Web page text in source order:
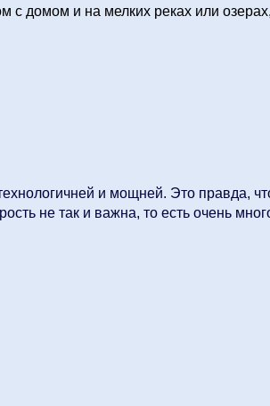
с домом и на мелких реках или озерах,
и мощней. Это правда,
не так и важна, то есть очень